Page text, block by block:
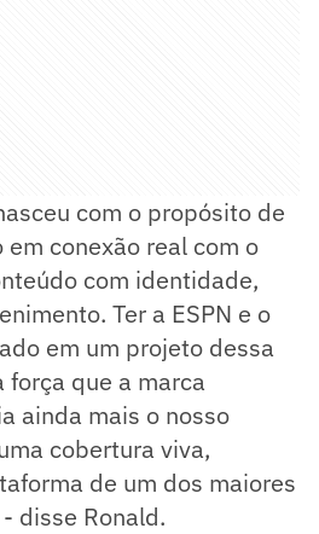
com o propósito de
conexão real com o
com identidade,
Ter a ESPN e o
em um projeto dessa
que a marca
ainda mais o nosso
cobertura viva,
de um dos maiores
disse Ronald.